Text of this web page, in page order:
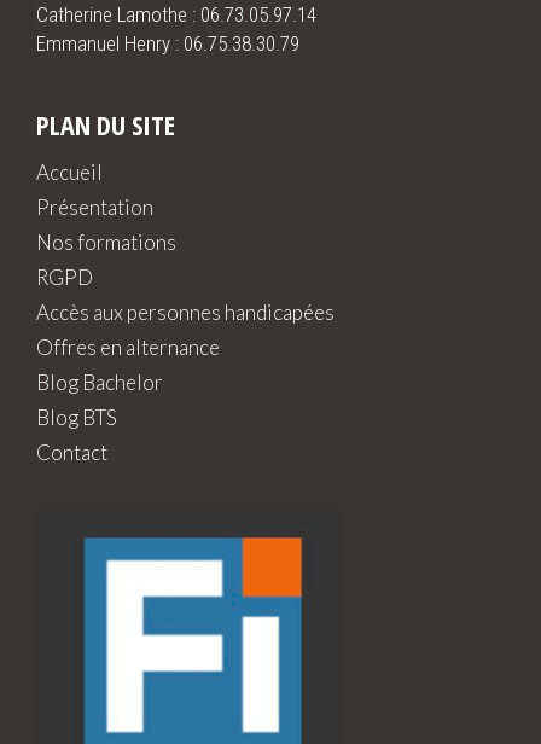
Catherine Lamothe : 06.73.05.97.14
Emmanuel Henry : 06.75.38.30.79
PLAN DU SITE
Accueil
Présentation
Nos formations
RGPD
Accès aux personnes handicapées
Offres en alternance
Blog Bachelor
Blog BTS
Contact